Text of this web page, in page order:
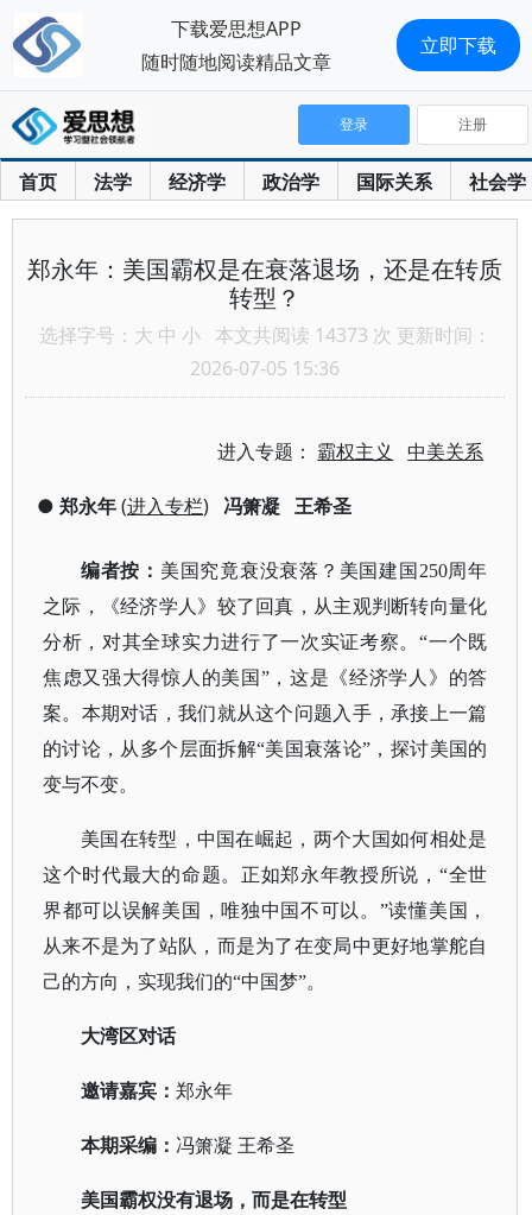
首页 法学 经济学 政治学 国际关系 社会学
登录 注册
郑永年：美国霸权是在衰落退场，还是在转质
转型？
选择字号： 大 中 小 本文共阅读 14373 次 更新时间：
2026-07-05 15:36
进入专题： 霸权主义 中美关系
● 郑永年(进入专栏) 冯箫凝 王希圣
编者按 ： 美国究竟衰没衰落？美国建国 250周年
之际，《经济学人》较了回真，从主观判断转向量化
分析，对其全球实力进行了一次实证考察。“一个既
焦虑又强大得惊人的美国”，这是《经济学人》的答
案。本期对话，我们就从这个问题入手，承接上一篇
的讨论，从多个层面拆解“美国衰落论”，探讨美国的
变与不变。
美国在转型，中国在崛起，两个大国如何相处是
这个时代最大的命题。正如郑永年教授所说， “全世
界都可以误解美国，唯独中国不可以。”读懂美国，
从来不是为了站队，而是为了在变局中更好地掌舵自
己的方向，实现我们的“中国梦”。
大湾区对话
邀请嘉宾： 郑永年
本期采编： 冯箫凝 王希圣
美国霸权没有退场，而是在转型
下载爱思想APP
随时随地阅读精品文章
立即下载